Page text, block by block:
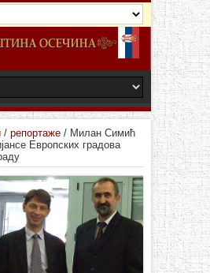
/ репортаже/ Милан Симић
Европских градова